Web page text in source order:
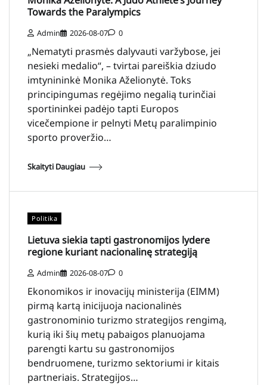
Towards the Paralympics
Admin 2026-08-07 0
„Nematyti prasmės dalyvauti varžybose, jei
nesieki medalio“, – tvirtai pareiškia dziudo
imtynininkė Monika Aželionytė. Toks
principingumas regėjimo negalią turinčiai
sportininkei padėjo tapti Europos
vicečempione ir pelnyti Metų paralimpinio
sporto proveržio…
Skaityti Daugiau
Politika
Lietuva siekia tapti gastronomijos lydere
regione kuriant nacionalinę strategiją
Admin 2026-08-07 0
Ekonomikos ir inovacijų ministerija (EIMM)
pirmą kartą inicijuoja nacionalinės
gastronominio turizmo strategijos rengimą,
kurią iki šių metų pabaigos planuojama
parengti kartu su gastronomijos
bendruomene, turizmo sektoriumi ir kitais
partneriais. Strategijos…